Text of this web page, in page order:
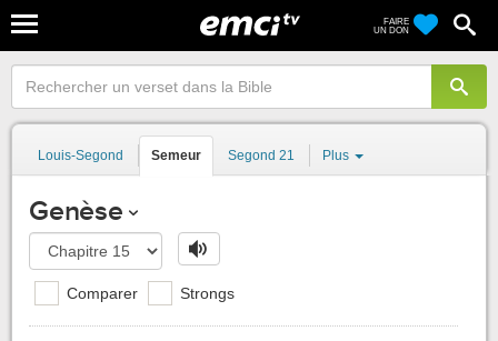
FAIRE
UN DON
Louis-Segond Semeur Segond 21 Plus
Genèse
Comparer Strongs